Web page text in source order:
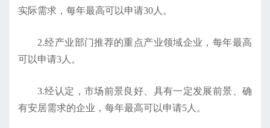
实际需求，每年最高可以申请30人。
2.经产业部门推荐的重点产业领域企业，每年最高
可以申请3人。
3.经认定，市场前景良好、具有一定发展前景、确
有安居需求的企业，每年最高可以申请5人。